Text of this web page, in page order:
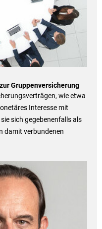
Gruppenversicherung
wie etwa
Interesse mit
sich gegebenenfalls als
damit verbundenen